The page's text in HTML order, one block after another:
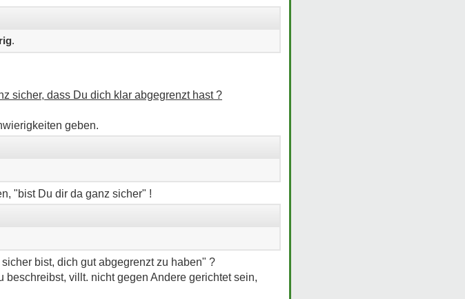
.
sicher, dass Du dich klar abgegrenzt hast ?
geben.
"bist Du dir da ganz sicher" !
bist, dich gut abgegrenzt zu haben" ?
villt. nicht gegen Andere gerichtet sein,